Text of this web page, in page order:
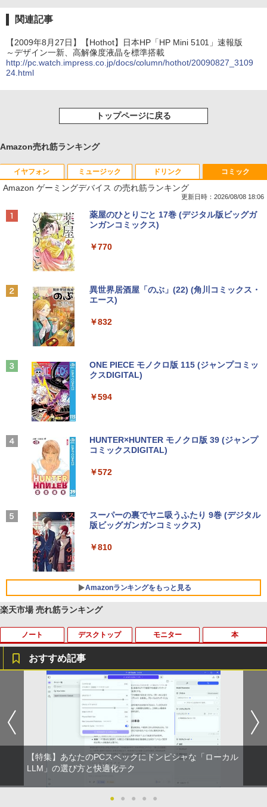
関連記事
【2009年8月27日】【Hothot】日本HP「HP Mini 5101」速報版
～デザイン一新、高解像度液晶を標準搭載
http://pc.watch.impress.co.jp/docs/column/hothot/20090827_3109
24.html
トップページに戻る
Amazon売れ筋ランキング
イヤフォン
Anker Soundcore P40i オフホワイト
Anker Soundcore P31i ブラック
Anker Soundcore Liberty 5 ミッドナイトブ
ラック
￥14,990
【2026年アップグレード版】AOKIMI ワイヤ
レスイヤホン bluetooth イヤホン V12 小型
るーとゅーす コードレス ENCノイズキャン
￥1,964
リング ANC 36時間再生
￥3,480
ミュージック
BRUCE WAYNE feat. Flo Milli, ATL Jacob
[Explicit]
￥250
BRUCE WAYNE feat. Flo Milli, ATL Jacob
[Explicit]
￥250
On My Road (Stadium ver.)
On My Road (Stadium ver.)
BUGS LIFE
ドリンク
by Amazon 天然水 ラベルレス 500ml ×24本
富士山の天然水 バナジウム含有 水 ミネラル
ットル (Smart Basic)
【Amazon.co.jp限定】 い・ろ・は・す 2L P
by Amazon 天然水ラベルレス 2L×9本
￥1,117
by Amazon 炭酸水 ラベルレス 500ml ×24本
art Basic)
【Amazon.co.jp限定】 伊藤園 磨かれて、澄
] [ 水 ] [ ペットボトル ] [ 箱買い ] [ ストック
￥998
コミック
Amazon ゲーミングデバイス の売れ筋ランキング
更新日時：2026/08/08 18:06
薬屋のひとりごと 17巻 (デジタル版ビッグガ
ンガンコミックス)
￥770
異世界居酒屋「のぶ」(22) (角川コミックス・
エース)
￥832
ONE PIECE モノクロ版 115 (ジャンプコミッ
クスDIGITAL)
￥594
HUNTER×HUNTER モノクロ版 39 (ジャンプ
コミックスDIGITAL)
￥572
スーパーの裏でヤニ吸うふたり 9巻 (デジタル
版ビッグガンガンコミックス)
￥810
Amazonランキングをもっと見る
楽天市場 売れ筋ランキング
ノート
【★最大100%ポイント】【Windows X
P 搭載】大手メーカー おまかせ ノートパ
ソコン/Celeron Core2/メモリ:4GB/SSD:
128GB/15.6インチ 大画面/DVD/新品 マ
ウス 付き/中古ノートPC 中古ノートパソ
コン パソコン 中古パソコン
￥9,999
＼★最大2555円OFFクーポン★／【内蔵
デスクトップ モニター
モニター台 ラック ヴィト 【玄関先迄納
品】 ニトリ
￥1,790
DELL デル E1913S LED液晶モニター 19
XGA TNパネル LEDバックライト付 非光
沢 ノングレア 液晶ディスプレイ VGA
本
宇宙兄弟（43） （モーニング KC） [
小山 宙哉 ]
【予約商品】 日曜劇場『VIVANT』トレ
￥28,970
おすすめ記事
【特集】あなたのPCスペックにドンピシャな「ローカル
LLM」の選び方と快適化テク
● ● ● ● ●